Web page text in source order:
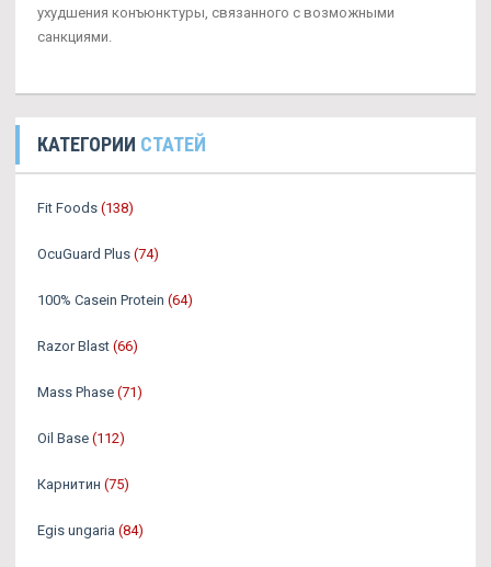
ухудшения конъюнктуры, связанного с возможными
санкциями.
КАТЕГОРИИ СТАТЕЙ
Fit Foods (138)
OcuGuard Plus (74)
100% Casein Protein (64)
Razor Blast (66)
Mass Phase (71)
Oil Base (112)
Карнитин (75)
Egis ungaria (84)